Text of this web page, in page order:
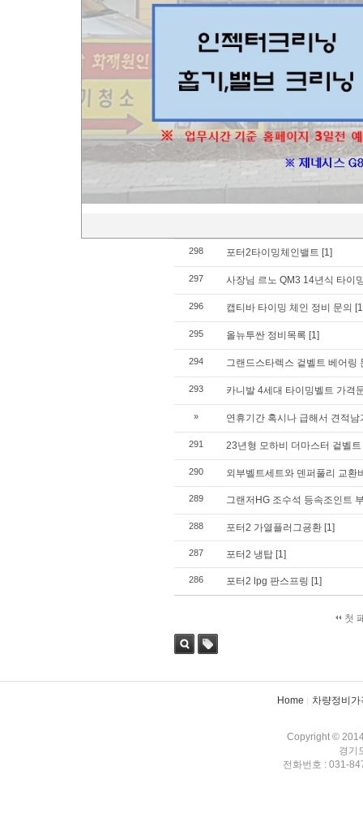
번호 제목
공지 상담시 >>차종 / 차대번호 뒤 6
304 포터2 겉벨트 문의요. [1]
302 KA4카니발 타이밍밸트세트 교
견적 문의입니다 [1]
298 포터2타이밍체인밸트 [1]
297 사장님 르노 QM3 14년식 타이
296 캡티바 타이밍 체인 정비 문의
295 올뉴투싼 정비목록 [1]
294 그랜드스타렉스 겉벨트 베어링
293 카니발 4세대 타이밍벨트 가격
» 연휴기간 혹시나 급해서 견적남
291 23년형 모하비 더마스터 겉벨
290 외부벨트세트와 덴퍼풀리 교환
289 그랜저HG 조수석 등속조인트
288 포터2 가열플러그굥환 [1]
287 포터2 냉탑 [1]
286 포터2 lpg 판스프링 [1]
첫
Home 차량정비가
Copyright ©
경기
전화번호 : 031-